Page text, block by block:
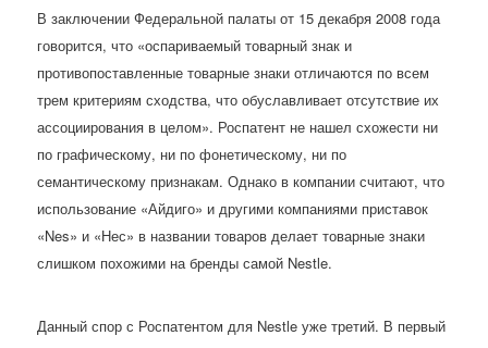
В заключении Федеральной палаты от 15 декабря 2008 года
говорится, что «оспариваемый товарный знак и
противопоставленные товарные знаки отличаются по всем
трем критериям сходства, что обуславливает отсутствие их
ассоциирования в целом». Роспатент не нашел схожести ни
по графическому, ни по фонетическому, ни по
семантическому признакам. Однако в компании считают, что
использование «Айдиго» и другими компаниями приставок
«Nes» и «Нес» в названии товаров делает товарные знаки
слишком похожими на бренды самой Nestle.
Данный спор с Роспатентом для Nestle уже третий. В первый